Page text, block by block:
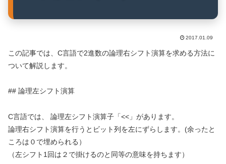
2017.01.09
この記事では、C言語で2進数の論理右シフト演算を求める方法に
ついて解説します。
## 論理左シフト演算
C言語では、 論理左シフト演算子「<<」があります。
論理右シフト演算を行うとビット列を左にずらします。(余ったと
ころは０で埋められる）
（左シフト1回は２で掛けるのと同等の意味を持ちます）